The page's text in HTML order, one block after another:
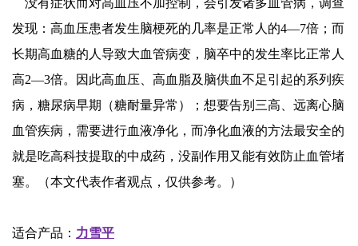
没有症状而对高血压不加控制，会引发诸多血管病，调查
发现：高血压患者发生脑梗死的几率是正常人的4—7倍；而
长期高血糖的人导致大血管病变，脑卒中的发生率比正常人
高2—3倍。因此高血压、高血脂及脑供血不足引起的系列疾
病，糖尿病早期（糖耐量异常）；想要告别三高、远离心脑
血管疾病，需要进行血液净化，而净化血液的方法最安全的
就是吃高科技提取的中成药，没副作用又能有效防止血管堵
塞。（本文代表作者观点，仅供参考。）
适合产品： 力雪平